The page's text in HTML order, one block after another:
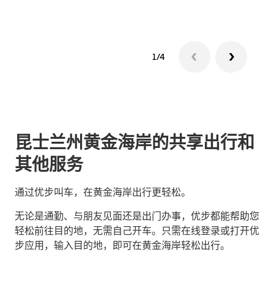
1/4
昆士兰州黄金海岸的共享出行和
其他服务
通过优步叫车，在黄金海岸出行更轻松。
无论是通勤、与朋友见面还是出门办事，优步都能帮助您
轻松前往目的地，无需自己开车。只需在线登录或打开优
步应用，输入目的地，即可在黄金海岸轻松出行。